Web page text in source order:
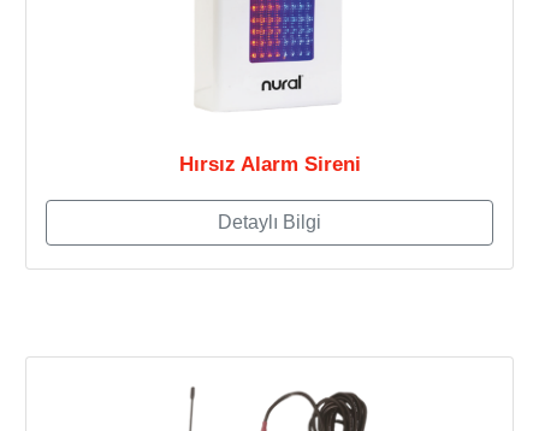
Hırsız Alarm Sireni
Detaylı Bilgi